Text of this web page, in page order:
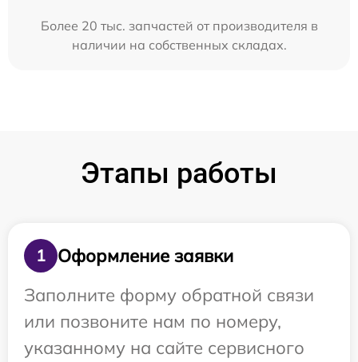
Более 20 тыс. запчастей от производителя в
наличии на собственных складах.
Этапы работы
1
Оформление заявки
Заполните форму обратной связи
или позвоните нам по номеру,
указанному на сайте сервисного